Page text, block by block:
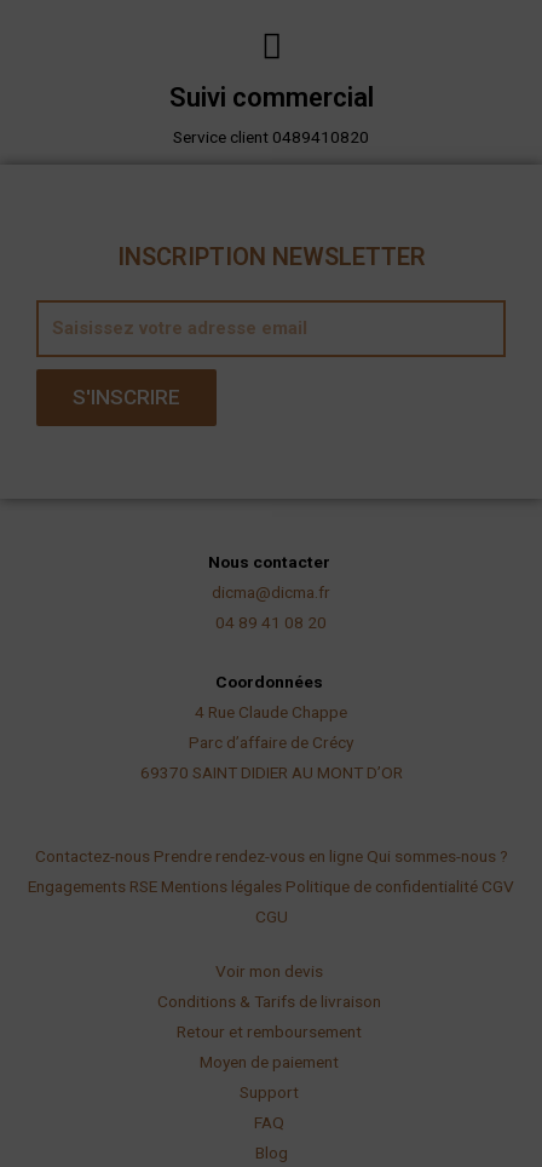
Suivi commercial
Service client 0489410820
INSCRIPTION NEWSLETTER
a
S'INSCRIRE
Nous contacter
dicma@dicma.fr
04 89 41 08 20
Coordonnées
4 Rue Claude Chappe
Parc d’affaire de Crécy
69370 SAINT DIDIER AU MONT D’OR
Contactez-nous Prendre rendez-vous en ligne Qui sommes-nous ?
Engagements RSE Mentions légales Politique de confidentialité CGV
CGU
Voir mon devis
Conditions & Tarifs de livraison
Retour et remboursement
Moyen de paiement
Support
FAQ
Blog